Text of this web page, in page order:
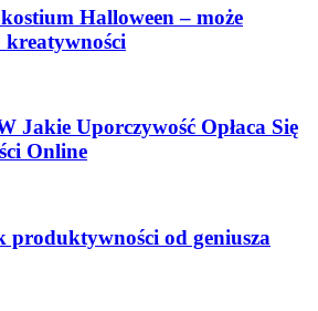
Halloween – może
kreatywności
Jakie Uporczywość Opłaca Się
Online
produktywności od geniusza